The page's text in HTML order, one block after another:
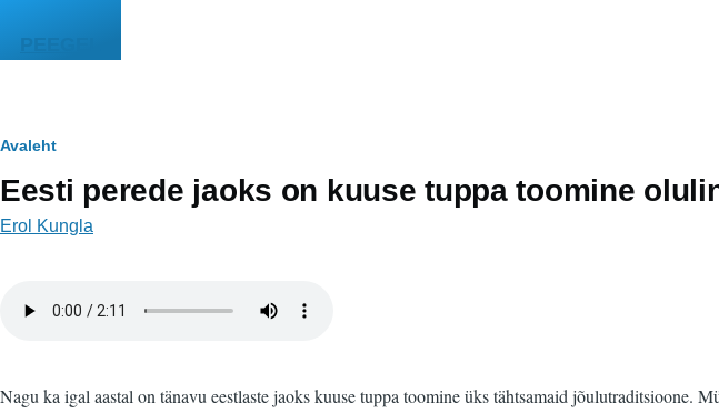
PEEGEL
Leivapuru
Avaleht
Eesti perede jaoks on kuuse tuppa toomine
Erol Kungla
Nagu ka igal aastal on tänavu eestlaste jaoks kuuse tuppa toomine üks tähtsamaid